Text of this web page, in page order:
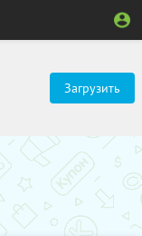
Загрузить